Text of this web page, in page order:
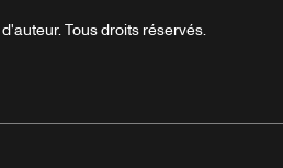
Tous droits réservés.